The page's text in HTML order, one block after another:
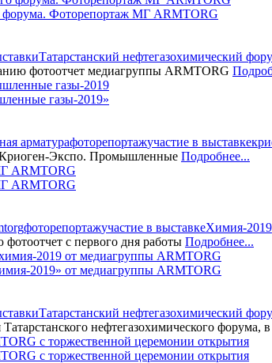
форума. Фоторепортаж МГ ARMTORG
Татарстанский нефтегазохимический
фотоотчет медиагруппы ARMTORG
газы-2019»
арматурафоторепортажучастие в выставке
Экспо. Промышленные Подробнее...
ARMTORG
фоторепортажучастие в выставкеХимия-2019
с первого дня работы Подробнее...
2019» от медиагруппы ARMTORG
Татарстанский нефтегазохимический
нефтегазохимического форума, в
с торжественной церемонии открытия